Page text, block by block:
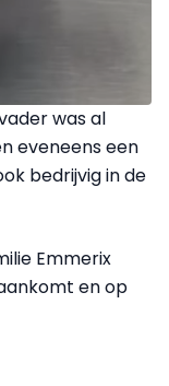
was al
eveneens een
bedrijvig in de
Emmerix
en op